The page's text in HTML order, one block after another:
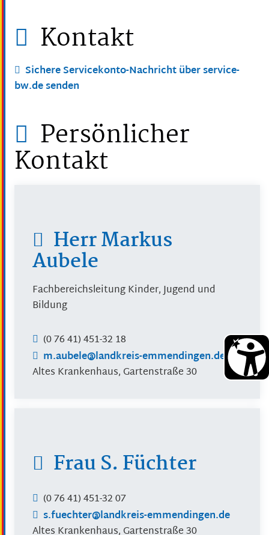
Kontakt
Sichere Servicekonto-Nachricht über service-
bw.de senden
Persönlicher
Kontakt
HerrMarkus
Aubele
Fachbereichsleitung Kinder, Jugend und
Bildung
(07641) 451-32 18
m.aubele@landkreis-emmendingen.de
Altes Krankenhaus, Gartenstraße 30
FrauS.Füchter
(07641) 451-3207
s.fuechter@landkreis-emmendingen.de